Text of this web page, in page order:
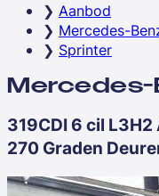
Aanbod
Mercedes-
Sprinter
319CDI 6 cil
270 Graden